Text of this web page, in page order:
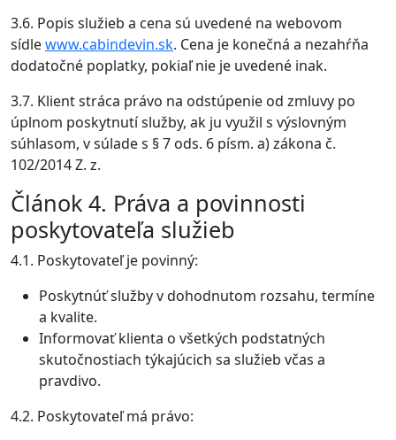
3.6. Popis služieb a cena sú uvedené na webovom
sídlewww.cabindevin.sk. Cena je konečná a nezahŕňa
dodatočné poplatky, pokiaľ nie je uvedené inak.
3.7. Klient stráca právo na odstúpenie od zmluvy po
úplnom poskytnutí služby, ak ju využil s výslovným
súhlasom, v súlade s § 7 ods. 6 písm. a) zákona č.
102/2014 Z. z.
Článok 4. Práva a povinnosti
poskytovateľa služieb
4.1. Poskytovateľ je povinný:
Poskytnúť služby v dohodnutom rozsahu, termíne
a kvalite.
Informovať klienta o všetkých podstatných
skutočnostiach týkajúcich sa služieb včas a
pravdivo.
4.2. Poskytovateľ má právo: